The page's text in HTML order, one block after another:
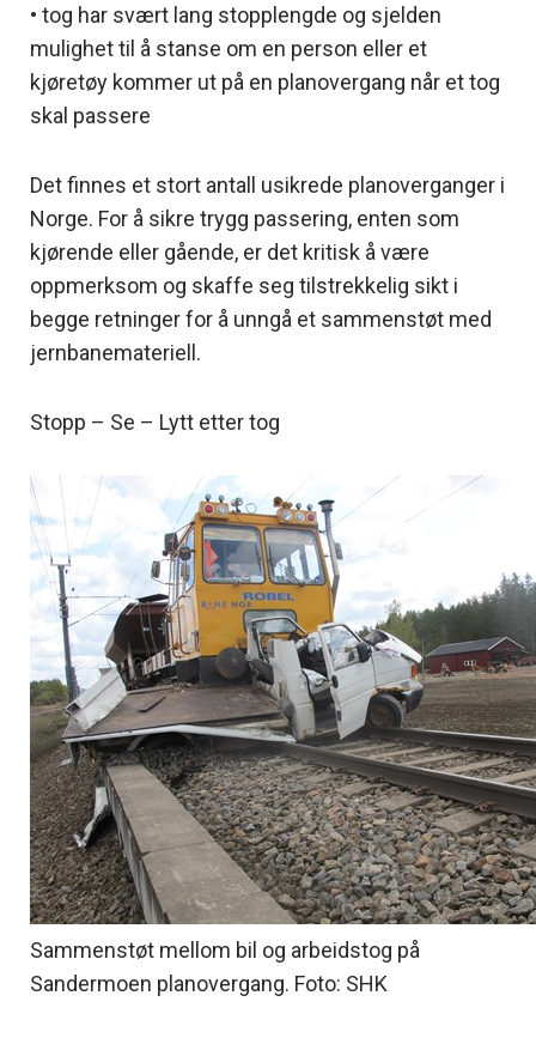
• tog har svært lang stopplengde og sjelden
mulighet til å stanse om en person eller et
kjøretøy kommer ut på en planovergang når et tog
skal passere
Det finnes et stort antall usikrede planoverganger i
Norge. For å sikre trygg passering, enten som
kjørende eller gående, er det kritisk å være
oppmerksom og skaffe seg tilstrekkelig sikt i
begge retninger for å unngå et sammenstøt med
jernbanemateriell.
Stopp – Se – Lytt etter tog
Sammenstøt mellom bil og arbeidstog på
Sandermoen planovergang. Foto: SHK